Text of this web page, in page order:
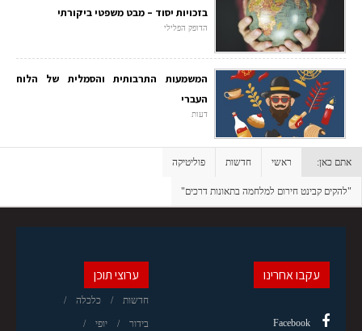
בזכויות יסוד – מבט משפטי ביקורתי
הדופק הפלילי
המשמעות התרבותית והסמלית של הלוח
העברי
דעות
אתם כאן: ראשי חדשות פוליטיקה
"להקים קבינט חירום למלחמה בתאונות דרכים"
ערוצי תוכן
חדשות כלכלה
בידור יופי
עקבו אחרינו
Facebook